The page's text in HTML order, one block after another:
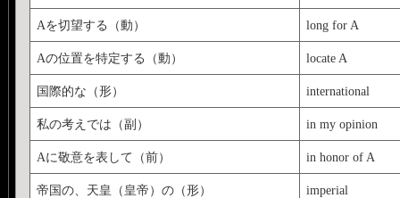
Aを切望する（動） long for A
Aの位置を特定する（動） locate A
国際的な（形） international
私の考えでは（副） in my opinion
Aに敬意を表して（前） in honor of A
帝国の、天皇（皇帝）の（形） imperial